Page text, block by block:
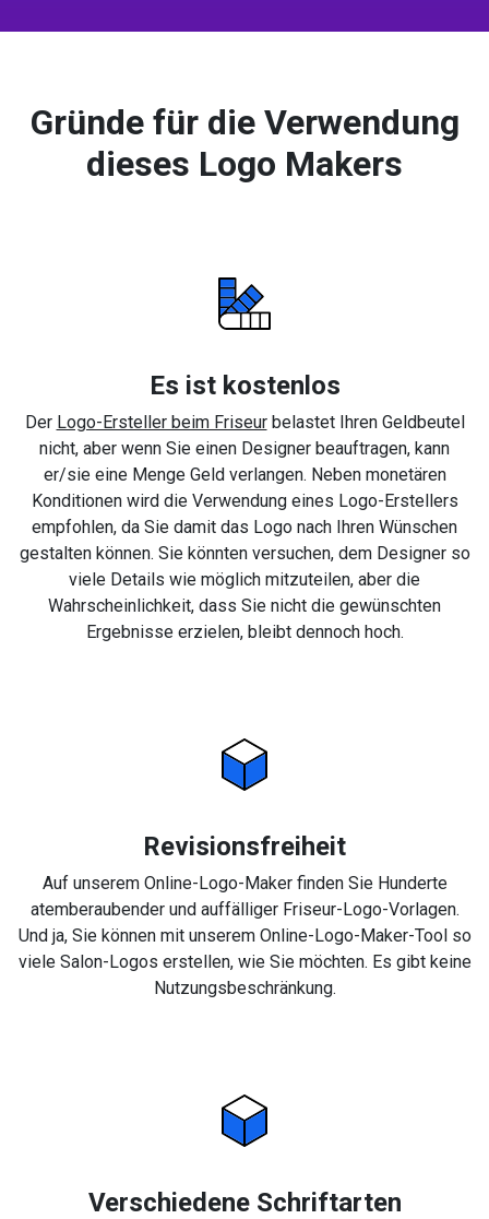
Gründe für die Verwendung
dieses Logo Makers
Es ist kostenlos
Der Logo-Ersteller beim Friseurbelastet Ihren Geldbeutel
nicht, aber wenn Sie einen Designer beauftragen, kann
er/sie eine Menge Geld verlangen. Neben monetären
Konditionen wird die Verwendung eines Logo-Erstellers
empfohlen, da Sie damit das Logo nach Ihren Wünschen
gestalten können. Sie könnten versuchen, dem Designer so
viele Details wie möglich mitzuteilen, aber die
Wahrscheinlichkeit, dass Sie nicht die gewünschten
Ergebnisse erzielen, bleibt dennoch hoch.
Revisionsfreiheit
Auf unserem Online-Logo-Maker finden Sie Hunderte
atemberaubender und auffälliger Friseur-Logo-Vorlagen.
Und ja, Sie können mit unserem Online-Logo-Maker-Tool so
viele Salon-Logos erstellen, wie Sie möchten. Es gibt keine
Nutzungsbeschränkung.
Verschiedene Schriftarten